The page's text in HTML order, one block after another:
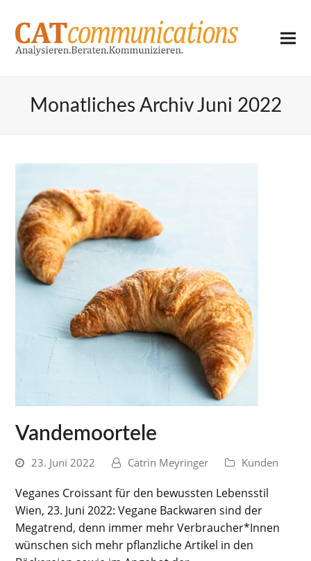
Monatliches Archiv Juni 2022
Vandemoortele
23. Juni 2022 Catrin Meyringer Kunden
Veganes Croissant für den bewussten Lebensstil
Wien, 23. Juni 2022: Vegane Backwaren sind der
Megatrend, denn immer mehr Verbraucher*Innen
wünschen sich mehr pflanzliche Artikel in den